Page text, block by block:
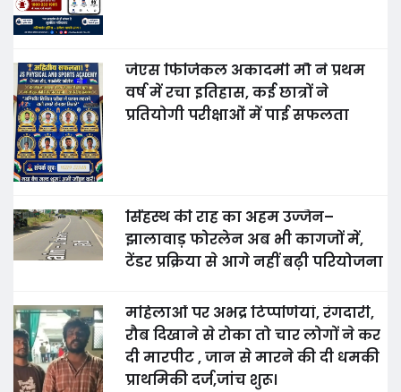
जेएस फिजिकल अकादमी मौ ने प्रथम
वर्ष में रचा इतिहास, कई छात्रों ने
प्रतियोगी परीक्षाओं में पाई सफलता
सिंहस्थ की राह का अहम उज्जैन–
झालावाड़ फोरलेन अब भी कागजों में,
टेंडर प्रक्रिया से आगे नहीं बढ़ी परियोजना
महिलाओं पर अभद्र टिप्पणियां, रंगदारी,
रौब दिखाने से रोका तो चार लोगों ने कर
दी मारपीट , जान से मारने की दी धमकी
प्राथमिकी दर्ज,जांच शुरू।